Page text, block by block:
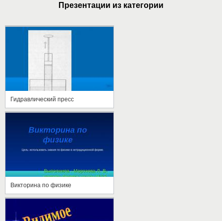
Презентации из категории
Гидравлический пресс
Викторина по физике